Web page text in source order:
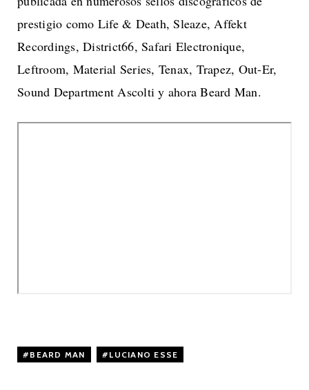
prestigio como Life & Death, Sleaze, Affekt
Recordings, District66, Safari Electronique,
Leftroom, Material Series, Tenax, Trapez, Out-Er,
Sound Department Ascolti y ahora Beard Man.
BEARD MAN LUCIANO ESSE